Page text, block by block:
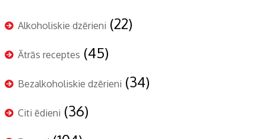
Alkoholiskie dzērieni (22)
Ātrās receptes (45)
Bezalkoholiskie dzērieni (34)
Citi ēdieni (36)